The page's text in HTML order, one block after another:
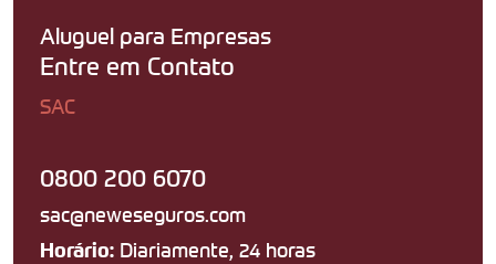
Aluguel para Empresas
Entre em Contato
SAC
0800 200 6070
sac@neweseguros.com
Horário: Diariamente, 24 horas